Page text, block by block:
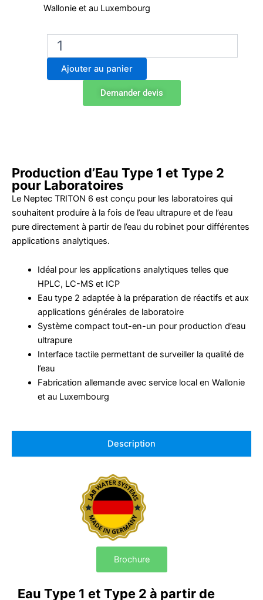
Wallonie et au Luxembourg
quantité
Neptec
TRITON
2
Ajouter au panier
Demander devis
Production d’Eau Type 1 et Type 2
pour Laboratoires
Le Neptec TRITON 6 est conçu pour les laboratoires qui
souhaitent produire à la fois de l’eau ultrapure et de l’eau
pure directement à partir de l’eau du robinet pour différentes
applications analytiques.
Idéal pour les applications analytiques telles que
HPLC, LC-MS et ICP
Eau type 2 adaptée à la préparation de réactifs et aux
applications générales de laboratoire
Système compact tout-en-un pour production d’eau
ultrapure
Interface tactile permettant de surveiller la qualité de
l’eau
Fabrication allemande avec service local en Wallonie
et au Luxembourg
Description
Brochure
Eau Type 1 et Type 2 à partir de